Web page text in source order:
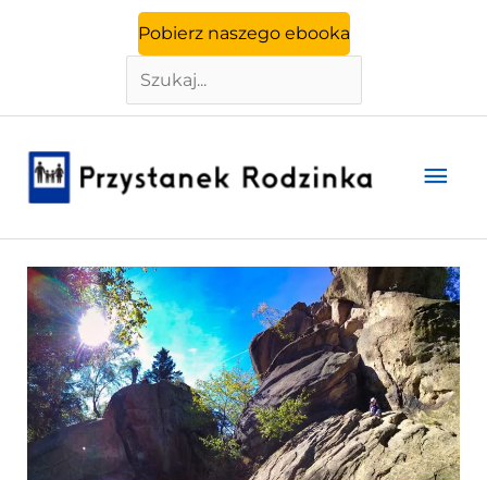
Pobierz naszego ebooka
Szukaj